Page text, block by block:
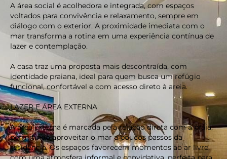
A área social é acolhedora e integrada, com espaços
voltados para convivência e relaxamento, sempre em
diálogo com o exterior. A proximidade imediata com o
mar transforma a rotina em uma experiência contínua de
lazer e contemplação.
A casa traz uma proposta mais descontraída, com
identidade praiana, ideal para quem busca um refúgio
funcional, confortável e com acesso direto à areia.
LAZER E ÁREA EXTERNA
A área externa é marcada pela relação direta com a praia,
permitindo aproveitar o mar a poucos passos da
residência. Os espaços favorecem momentos ao ar livre,